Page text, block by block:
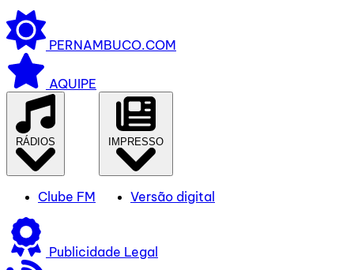
PERNAMBUCO.COM
AQUIPE
RÁDIOS
Clube FM
IMPRESSO
Versão digital
Publicidade Legal